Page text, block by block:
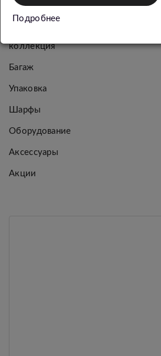
коллекция
Багаж
Упаковка
Шарфы
Оборудование
Аксессуары
Акции
Подробнее